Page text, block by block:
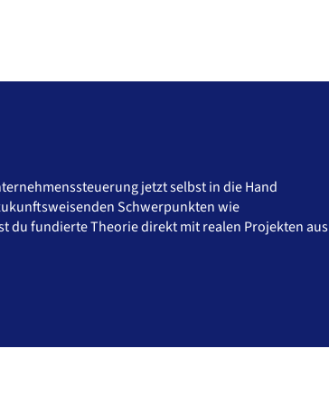
jetzt selbst in die Hand
Schwerpunkten wie
du fundierte Theorie direkt mit realen Projekten aus